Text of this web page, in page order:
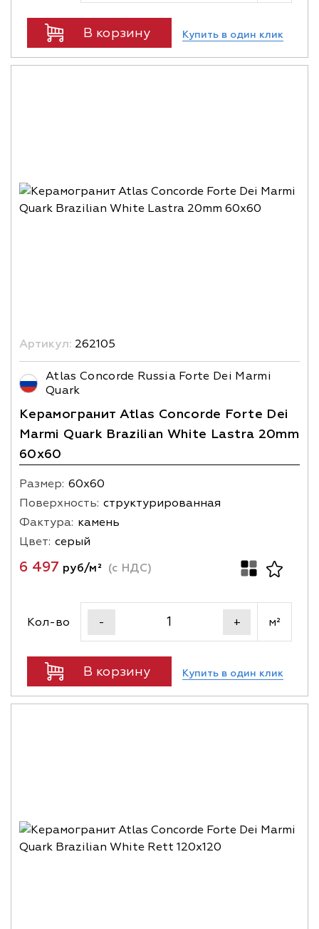
В корзину Купить в один клик
Артикул: 262105
Atlas Concorde Russia Forte Dei Marmi
Quark
Керамогранит Atlas Concorde Forte Dei
Marmi Quark Brazilian White Lastra 20mm
60х60
Размер: 60х60
Поверхность: структурированная
Фактура: камень
Цвет: серый
6 497 руб/м² (с НДС)
Кол-во - + м²
В корзину Купить в один клик